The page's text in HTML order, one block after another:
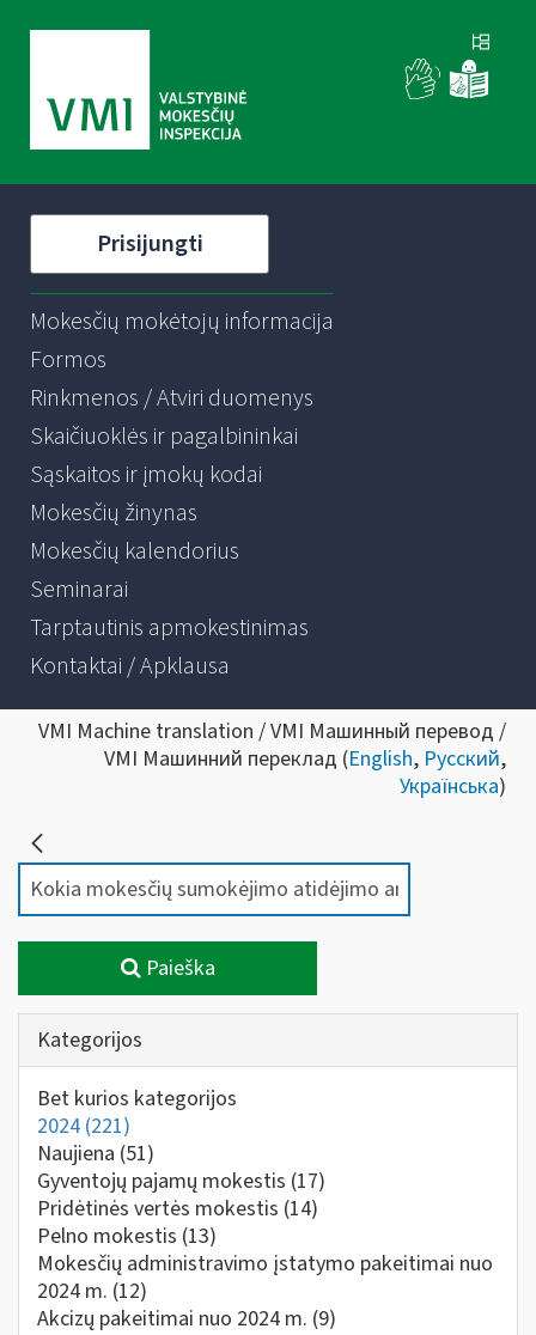
Prisijungti
Mokesčių mokėtojų informacija
Formos
Rinkmenos / Atviri duomenys
Skaičiuoklės ir pagalbininkai
Sąskaitos ir įmokų kodai
Mokesčių žinynas
Mokesčių kalendorius
Seminarai
Tarptautinis apmokestinimas
Kontaktai / Apklausa
VMI Machine translation / VMI Машинный перевод /
VMI Машинний переклад (English, Русский,
Українська)
Paieška
Kategorijos
Bet kurios kategorijos
2024 (221)
Naujiena (51)
Gyventojų pajamų mokestis (17)
Pridėtinės vertės mokestis (14)
Pelno mokestis (13)
Mokesčių administravimo įstatymo pakeitimai nuo
2024 m. (12)
Akcizų pakeitimai nuo 2024 m. (9)